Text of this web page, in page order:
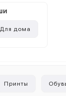
Для дома
Принты